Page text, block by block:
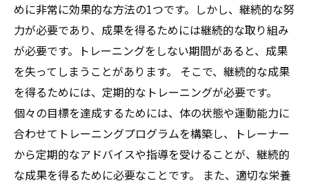
めに非常に効果的な方法の1つです。しかし、継続的な努
力が必要であり、成果を得るためには継続的な取り組み
が必要です。トレーニングをしない期間があると、成果
を失ってしまうことがあります。 そこで、継続的な成果
を得るためには、定期的なトレーニングが必要です。
個々の目標を達成するためには、体の状態や運動能力に
合わせてトレーニングプログラムを構築し、トレーナー
から定期的なアドバイスや指導を受けることが、継続的
な成果を得るために必要なことです。 また、適切な栄養